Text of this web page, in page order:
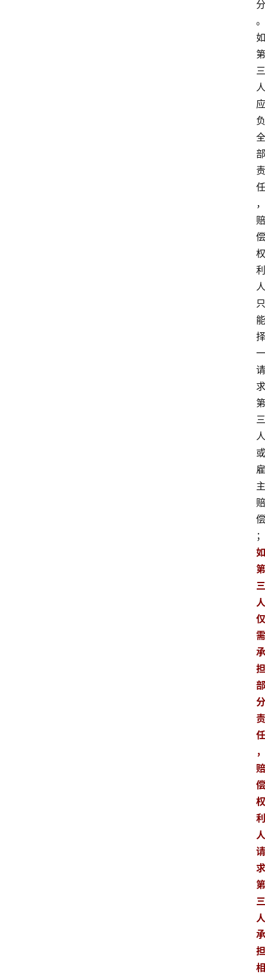
分
。
如
第
三
人
应
负
全
部
责
任
，
赔
偿
权
利
人
只
能
择
一
请
求
第
三
人
或
雇
主
赔
偿
；
如
第
三
人
仅
需
承
担
部
分
责
任
，
赔
偿
权
利
人
请
求
第
三
人
承
担
相